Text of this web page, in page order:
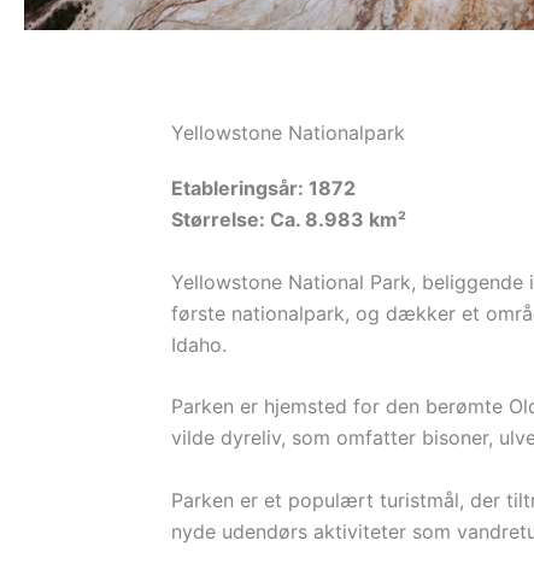
Yellowstone Nationalpark
Etableringsår: 1872
Størrelse: Ca. 8.983 km²
Yellowstone National Park,
første nationalpark, og dækker et
Idaho.
Parken er hjemsted for den berømte
vilde dyreliv, som omfatter bisoner,
Parken er et populært turistmål, der
nyde udendørs aktiviteter som